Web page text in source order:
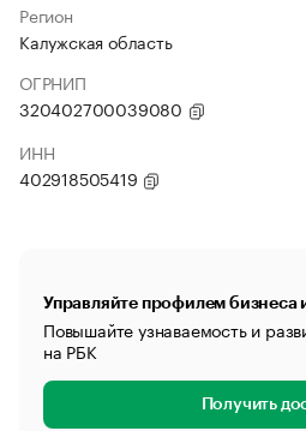
Регион
Калужская область
ОГРНИП
320402700039080
ИНН
402918505419
Управляйте профилем бизнеса
Повышайте узнаваемость и
на РБК
Получить